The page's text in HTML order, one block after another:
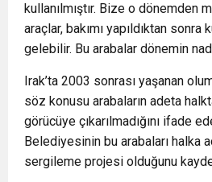
kullanılmıştır. Bize o dönemden
araçlar, bakımı yapıldıktan sonra
gelebilir. Bu arabalar dönemin
Irak’ta 2003 sonrası yaşanan
söz konusu arabaların adeta
görücüye çıkarılmadığını ifade
Belediyesinin bu arabaları halka
sergileme projesi olduğunu